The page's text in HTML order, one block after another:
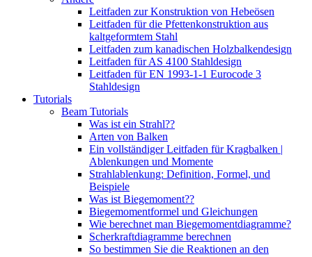
Leitfaden zur Konstruktion von Hebeösen
Leitfaden für die Pfettenkonstruktion aus
kaltgeformtem Stahl
Leitfaden zum kanadischen Holzbalkendesign
Leitfaden für AS 4100 Stahldesign
Leitfaden für EN 1993-1-1 Eurocode 3
Stahldesign
Tutorials
Beam Tutorials
Was ist ein Strahl??
Arten von Balken
Ein vollständiger Leitfaden für Kragbalken |
Ablenkungen und Momente
Strahlablenkung: Definition, Formel, und
Beispiele
Was ist Biegemoment??
Biegemomentformel und Gleichungen
Wie berechnet man Biegemomentdiagramme?
Scherkraftdiagramme berechnen
So bestimmen Sie die Reaktionen an den